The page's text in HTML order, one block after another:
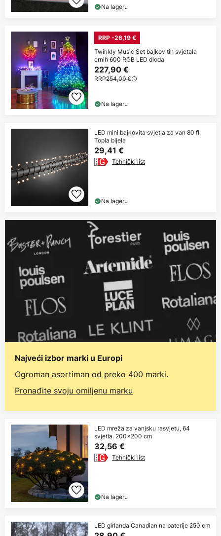
Na lageru
RRP -26,19 €
Twinkly Music Set bajkovitih svjetala
crnih 600 RGB LED dioda
227,90 €
RRP254,09 €
Na lageru
LED mini bajkovita svjetla za van 80 fl.
Topla bijela
29,41 €
Tehnički list
Na lageru
Najveći izbor marki u Europi
Ogroman asortiman od preko 400 marki.
Pronađite svoju omiljenu marku
LED mreža za vanjsku rasvjetu, 64
svjetla. 200x200 cm
32,56 €
Tehnički list
Na lageru
LED girlanda Canadian na baterije 250 cm